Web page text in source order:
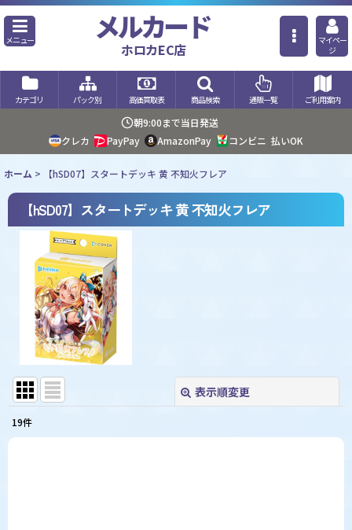
メニュー メルカード
ホロカEC店
マイペー
ジ
カテゴリ パック別 高価買取表 商品検索 通販一覧 ご利用案内
朝9:00まで当日発送
クレカ
PayPay AmazonPay コンビニ 払いOK
ホーム > 【hSD07】スタートデッキ 黄 不知火フレア
【hSD07】スタートデッキ 黄 不知火フレア
表示順変更
表示数:
19件